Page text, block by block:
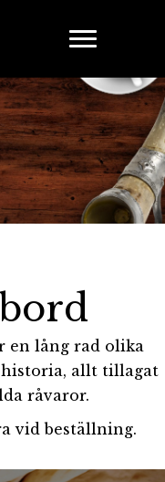
en lång rad olika
allt tillagat
råvaror.
vid beställning.